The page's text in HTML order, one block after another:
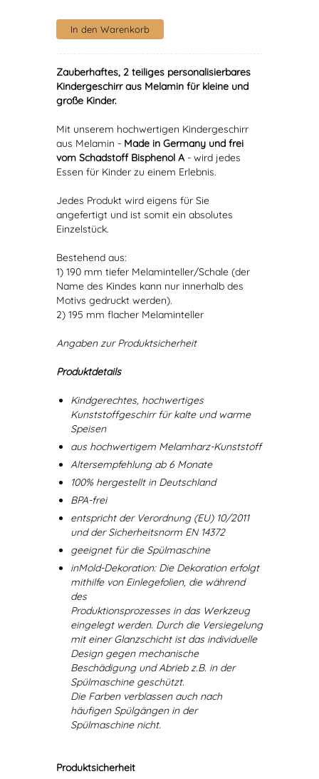
Zauberhaftes, 2 teiliges personalisierbares
Kindergeschirr aus Melamin für kleine und
große Kinder.
Mit unserem hochwertigen Kindergeschirr
aus Melamin - Made in Germany und frei
vom Schadstoff Bisphenol A- wird jedes
Essen für Kinder zu einem Erlebnis.
Jedes Produkt wird eigens für Sie
angefertigt und ist somit ein absolutes
Einzelstück.
Bestehend aus:
1) 190 mm tiefer Melaminteller/Schale (der
Name des Kindes kann nur innerhalb des
Motivs gedruckt werden).
2) 195 mm flacher Melaminteller
Angaben zur Produktsicherheit
Produktdetails
Kindgerechtes, hochwertiges
Kunststoffgeschirr für kalte und warme
Speisen
aus hochwertigem Melamharz-Kunststoff
Altersempfehlung ab 6 Monate
100% hergestellt in Deutschland
BPA-frei
entspricht der Verordnung (EU) 10/2011
und der Sicherheitsnorm EN 14372
geeignet für die Spülmaschine
inMold-Dekoration: Die Dekoration erfolgt
mithilfe von Einlegefolien, die während
des
Produktionsprozesses in das Werkzeug
eingelegt werden. Durch die Versiegelung
mit einer Glanzschicht ist das individuelle
Design gegen mechanische
Beschädigung und Abrieb z.B. in der
Spülmaschine geschützt.
Die Farben verblassen auch nach
häufigen Spülgängen in der
Spülmaschine nicht.
Produktsicherheit